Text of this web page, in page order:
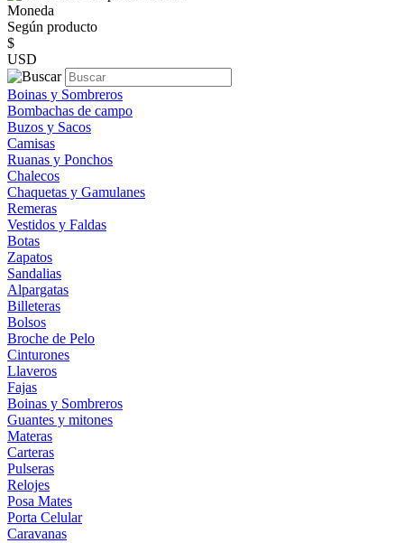
Moneda
Según producto
$
USD
Boinas y Sombreros
Bombachas de campo
Buzos y Sacos
Camisas
Ruanas y Ponchos
Chalecos
Chaquetas y Gamulanes
Remeras
Vestidos y Faldas
Botas
Zapatos
Sandalias
Alpargatas
Billeteras
Bolsos
Broche de Pelo
Cinturones
Llaveros
Fajas
Boinas y Sombreros
Guantes y mitones
Materas
Carteras
Pulseras
Relojes
Posa Mates
Porta Celular
Caravanas